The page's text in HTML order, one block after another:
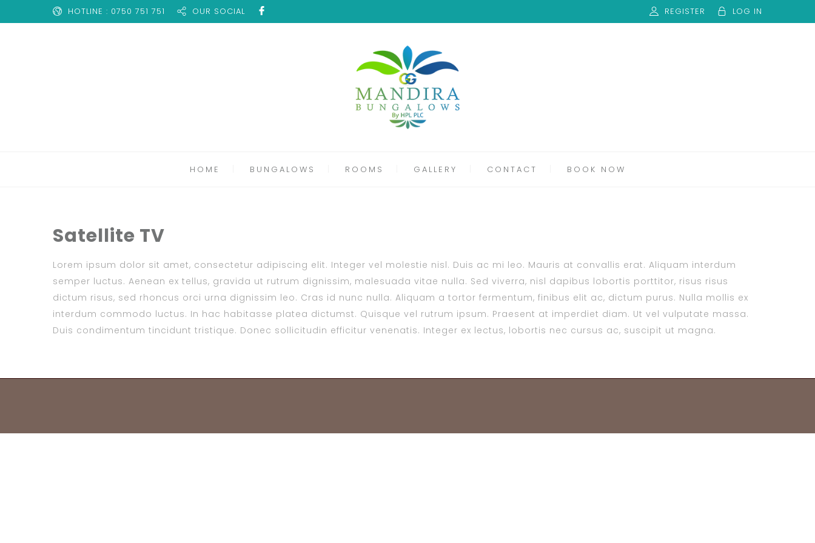
HOTLINE : 0750 751 751 OUR SOCIAL LOG IN
REGISTER
HOME BUNGALOWS ROOMS GALLERY CONTACT BOOK NOW
Satellite TV
Lorem ipsum dolor sit amet, consectetur adipiscing elit. Integer vel molestie nisl. Duis ac mi leo. Mauris at convallis erat. Aliquam interdum
semper luctus. Aenean ex tellus, gravida ut rutrum dignissim, malesuada vitae nulla. Sed viverra, nisl dapibus lobortis porttitor, risus risus
dictum risus, sed rhoncus orci urna dignissim leo. Cras id nunc nulla. Aliquam a tortor fermentum, finibus elit ac, dictum purus. Nulla mollis ex
interdum commodo luctus. In hac habitasse platea dictumst. Quisque vel rutrum ipsum. Praesent at imperdiet diam. Ut vel vulputate massa.
Duis condimentum tincidunt tristique. Donec sollicitudin efficitur venenatis. Integer ex lectus, lobortis nec cursus ac, suscipit ut magna.